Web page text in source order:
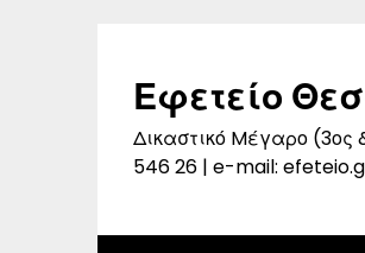
Εφετείο
Δικαστικό Mέγαρο (3ος
546 26 | e-mail: